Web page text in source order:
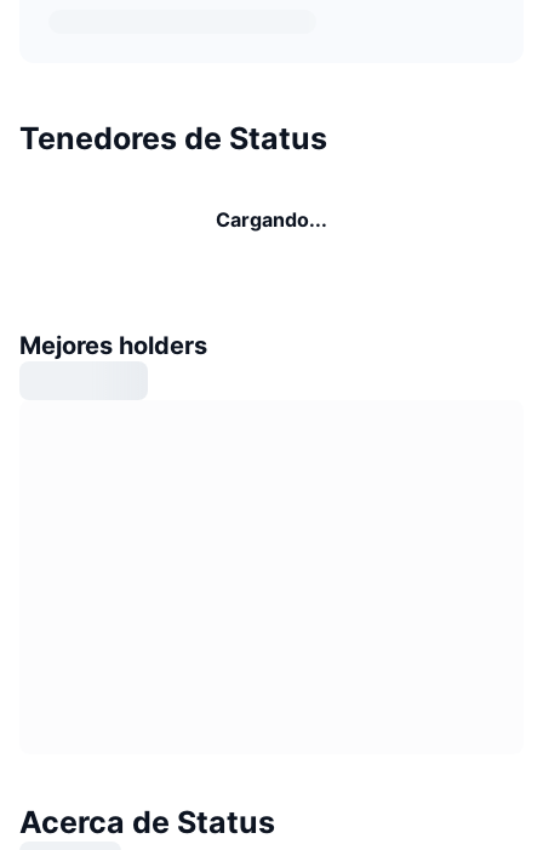
Tenedores de Status
Cargando...
Mejores holders
Acerca de Status